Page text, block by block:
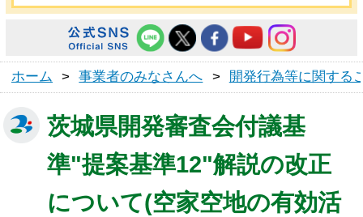
ホーム > 事業者のみなさんへ > 開発行為等に関する
茨城県開発審査会付議基
準"提案基準12"解説の改正
について(空家空地の有効活